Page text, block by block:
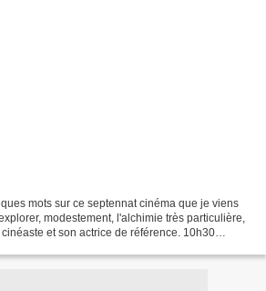
mots sur ce septennat cinéma que je viens
modestement, l'alchimie très particulière,
et son actrice de référence. 10h30